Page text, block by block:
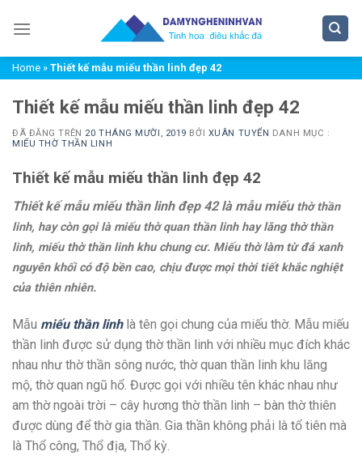
đến
dungHome » Thiết kế mẫu miếu thần linh đẹp 42
Thiết kế mẫu miếu thần linh đẹp 42
ĐÃ ĐĂNG TRÊN 20 THÁNG MƯỜI, 2019 BỞI XUÂN TUYỂN
DANH MỤC :
MIẾU THỜ THẦN LINH
Thiết kế mẫu miếu thần linh đẹp 42
Thiết kế mẫu miếu thần linh đẹp 42 là mẫu miếuthờ thần
linh, hay còn gọi là miếu thờ quan thần linh hay lăng thờ thần
linh, miếu thờ thần linh khu chung cư. Miếu thờ làm từ đá xanh
nguyên khối có độ bền cao, chịu được mọi thời tiết khắc nghiệt
của thiên nhiên.
Mẫu miếu thần linhlà tên gọi chung của miếu thờ. Mẫu miếu
thần linh được sử dụng thờ thần linh với nhiều mục đích khác
nhau như thờ thần sông nước, thờ quan thần linh khu lăng
mộ, thờ quan ngũ hổ. Được gọi với nhiều tên khác nhau như
am thờ ngoài trời – cây hương thờ thần linh – bàn thờ thiên
được dùng để thờ gia thần. Gia thần không phải là tổ tiên mà
là Thổ công, Thổ địa, Thổ kỳ.